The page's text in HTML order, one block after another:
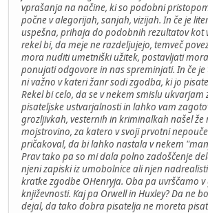
vprašanja na načine, ki so podobni
počne v alegorijah, sanjah, vizijah. In če je
uspešna, prihaja do podobnih rezultatov kot
rekel bi, da meje ne razdeljujejo, temveč
mora nuditi umetniški užitek, postavljati
ponujati odgovore in nas spreminjati. In če
ni važno v kateri žanr sodi zgodba, ki jo
Rekel bi celo, da se v nekem smislu
pisateljske ustvarjalnosti in lahko vam
grozljivkah, vesternih in kriminalkah našel
mojstrovino, za katero v svoji prvotni
pričakoval, da bi lahko nastala v nekem
Prav tako pa so mi dala polno zadoščenje
njeni zapiski iz umobolnice ali njen
kratke zgodbe OHenryja. Oba pa uvrščamo
književnosti. Kaj pa Orwell in Huxley? Da ne
dejal, da tako dobra pisatelja ne moreta pisati